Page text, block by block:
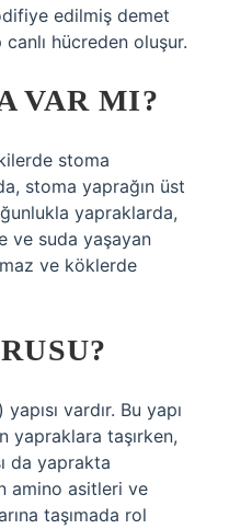
edilmiş demet
hücreden oluşur.
VAR MI?
stoma
stoma yaprağın üst
yapraklarda,
ve suda yaşayan
ve köklerde
vardır. Bu yapı
yapraklara taşırken,
da yaprakta
amino asitleri ve
taşımada rol